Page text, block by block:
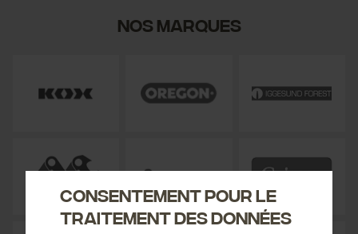
Nos marques
Consentement pour le
traitement des données